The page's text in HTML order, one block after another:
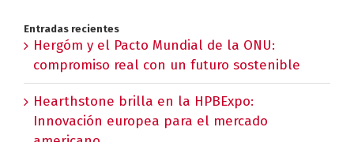
Entradas recientes
Hergóm y el Pacto Mundial de la ONU:
compromiso real con un futuro sostenible
Hearthstone brilla en la HPBExpo:
Innovación europea para el mercado